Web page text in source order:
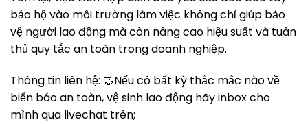
bảo hộ vào môi trường làm việc không chỉ giúp bảo
vệ người lao động mà còn nâng cao hiệu suất và tuân
thủ quy tắc an toàn trong doanh nghiệp.
Thông tin liên hệ: 🤝Nếu có bất kỳ thắc mắc nào về
biển báo an toàn, vệ sinh lao động hãy inbox cho
mình qua livechat trên;